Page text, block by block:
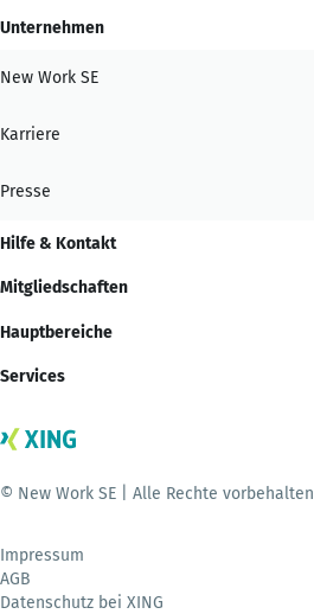
Unternehmen
New Work SE
Karriere
Presse
Hilfe & Kontakt
Mitgliedschaften
Hauptbereiche
Services
© New Work SE | Alle Rechte vorbehalten
Impressum
AGB
Datenschutz bei XING